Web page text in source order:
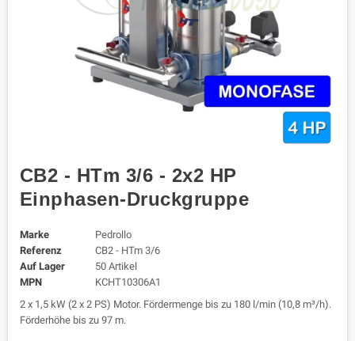
CB2 - HTm 3/6 - 2x2 HP
Einphasen-Druckgruppe
Marke
Pedrollo
Referenz
CB2 - HTm 3/6
Auf Lager
50 Artikel
MPN
KCHT10306A1
2 x 1,5 kW (2 x 2 PS) Motor. Fördermenge bis zu 180 l/min (10,8 m³/h).
Förderhöhe bis zu 97 m.